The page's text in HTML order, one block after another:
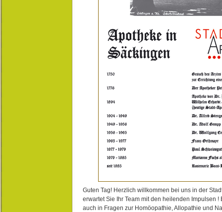
Guten Tag! Herzlich willkommen bei uns in der
erwartet Sie Ihr Team mit den heilenden Impulsen !
auch in Fragen zur Homöopathie, Allopathie und